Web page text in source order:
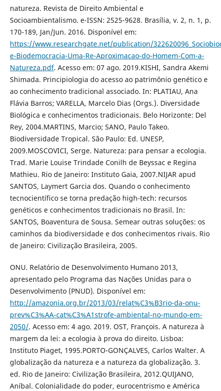
natureza. Revista de Direito Ambiental e
Socioambientalismo. e-ISSN: 2525-9628. Brasília, v. 2, n. 1, p.
170-189, Jan/Jun. 2016. Disponível em:
https://www.researchgate.net/publication/
e-Biodemocracia-Uma-Re-Aproximacao-do-Homem-Com-a-
Natureza.pdf. Acesso em: 07 ago. 2019.KISHI, Sandra Akemi
Shimada. Principiologia do acesso ao patrimônio genético e
ao conhecimento tradicional associado. In: PLATIAU, Ana
Flávia Barros; VARELLA, Marcelo Dias (Orgs.). Diversidade
Biológica e conhecimentos tradicionais. Belo Horizonte: Del
Rey, 2004.MARTINS, Marcio; SANO, Paulo Takeo.
Biodiversidade Tropical. São Paulo: Ed. UNESP,
2009.MOSCOVICI, Serge. Natureza: para pensar a ecologia.
Trad. Marie Louise Trindade Conilh de Beyssac e Regina
Mathieu. Rio de Janeiro: Instituto Gaia, 2007.NIJAR apud
SANTOS, Laymert Garcia dos. Quando o conhecimento
tecnocientífico se torna predação high-tech: recursos
genéticos e conhecimentos tradicionais no Brasil. In:
SANTOS, Boaventura de Sousa. Semear outras soluções: os
caminhos da biodiversidade e dos conhecimentos rivais. Rio
de Janeiro: Civilização Brasileira, 2005.
ONU. Relatório de Desenvolvimento Humano 2013,
apresentado pelo Programa das Nações Unidas para o
Desenvolvimento (PNUD). Disponível em:
http://amazonia.org.br/2013/03/relat%C3%B3rio-da-onu-
prev%C3%AA-cat%C3%A1strofe-ambiental-no-mundo-em-
2050/. Acesso em: 4 ago. 2019. OST, François. A natureza à
margem da lei: a ecologia à prova do direito. Lisboa:
Instituto Piaget, 1995.PORTO-GONÇALVES, Carlos Walter. A
globalização da natureza e a natureza da globalização. 3.
ed. Rio de Janeiro: Civilização Brasileira, 2012.QUIJANO,
Aníbal. Colonialidade do poder, eurocentrismo e América